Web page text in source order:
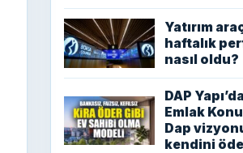
Yatırım
haftalık
nasıl oldu?
DAP
Emlak
Dap
kendini